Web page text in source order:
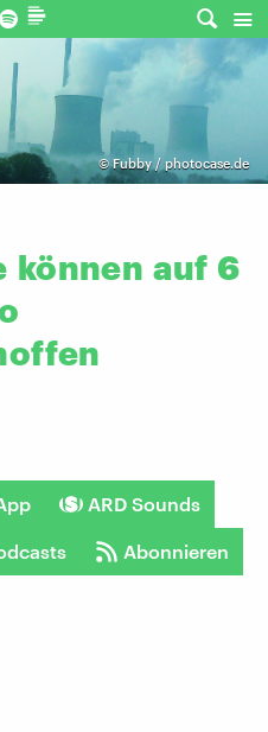
©Fubby / photocase.de
können auf 6
ARD Sounds
Abonnieren